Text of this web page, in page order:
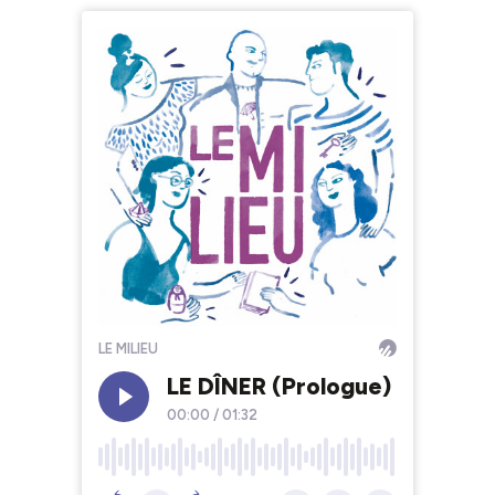
LE MILIEU
LE DÎNER (Prologue)
00:00 / 01:32